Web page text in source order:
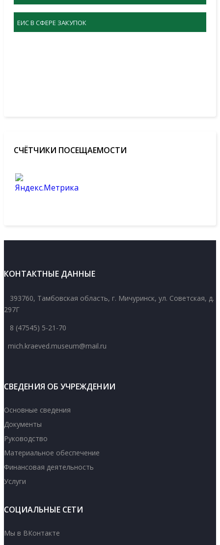
ЕИС В СФЕРЕ ЗАКУПОК
СЧЁТЧИКИ ПОСЕЩАЕМОСТИ
КОНТАКТНЫЕ ДАННЫЕ
393760, Тамбовская область, г. Мичуринск, ул. Советская, д.
297Г
8 (47545) 5-21-70
mich.kraeved.museum@mail.ru
СВЕДЕНИЯ ОБ УЧРЕЖДЕНИИ
Основные сведения
Документы
Руководство
Материальное обеспечение
Финансовая деятельность
Услуги
СОЦИАЛЬНЫЕ СЕТИ
Мы в ВКонтакте